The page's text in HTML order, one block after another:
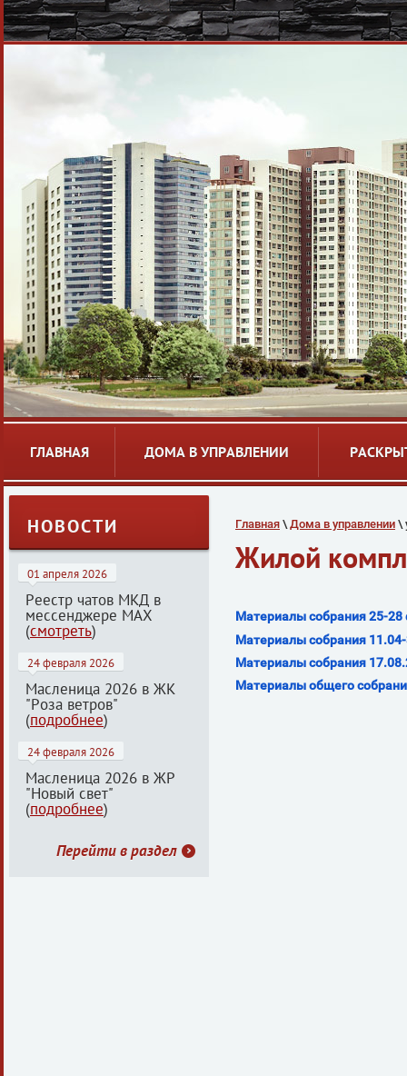
ГЛАВНАЯ ДОМА В УПРАВЛЕНИИ
НОВОСТИ
01 апреля 2026
Реестр чатов МКД в
мессенджере МАХ
(смотреть)
24 февраля 2026
Масленица 2026 в ЖК
"Роза ветров"
(подробнее)
24 февраля 2026
Масленица 2026 в ЖР
"Новый свет"
(подробнее)
Перейти в раздел
Главная \ Дома в управлении \
Жилой
Материалы собрания 25-28
Материалы собрания
Материалы собрания
Материалы общего